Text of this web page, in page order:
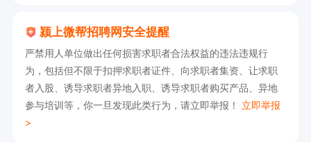
颍上微帮招聘网安全提醒
严禁用人单位做出任何损害求职者合法权益的违法违规行
为，包括但不限于扣押求职者证件、向求职者集资、让求职
者入股、诱导求职者异地入职、诱导求职者购买产品、异地
参与培训等，你一旦发现此类行为，请立即举报！ 立即举报
>